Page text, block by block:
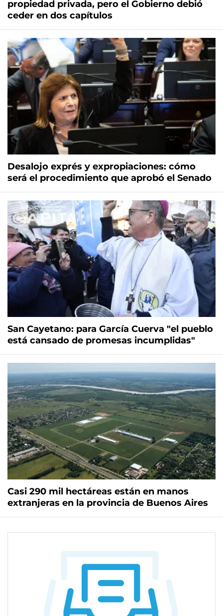
propiedad privada, pero el Gobierno debió
ceder en dos capítulos
Desalojo exprés y expropiaciones: cómo
será el procedimiento que aprobó el Senado
San Cayetano: para García Cuerva "el pueblo
está cansado de promesas incumplidas"
Casi 290 mil hectáreas están en manos
extranjeras en la provincia de Buenos Aires